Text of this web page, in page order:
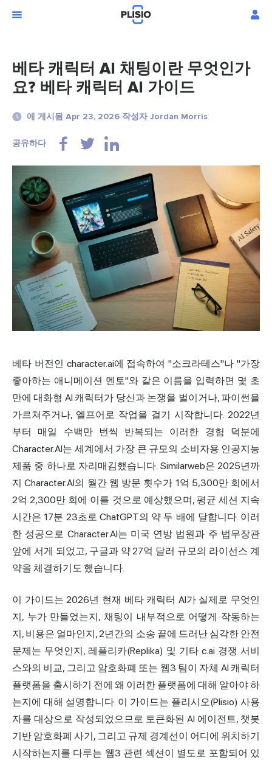
베타 캐릭터 AI 채팅이란 무엇인가
요? 베타 캐릭터 AI 가이드
에 게시됨 Apr 23, 2026 작성자 Jordan Morris
공유하다
베타 버전인 character.ai에 접속하여 "소크라테스"나 "가장
좋아하는 애니메이션 멘토"와 같은 이름을 입력하면 몇 초
만에 대화형 AI 캐릭터가 당신과 논쟁을 벌이거나, 파이썬을
가르쳐주거나, 엘프어로 작업을 걸기 시작합니다. 2022년
부터 매일 수백만 번씩 반복되는 이러한 경험 덕분에
Character.AI는 세계에서 가장 큰 규모의 소비자용 인공지능
제품 중 하나로 자리매김했습니다. Similarweb은 2025년까
지 Character.AI의 월간 웹 방문 횟수가 1억 5,300만 회에서
2억 2,300만 회에 이를 것으로 예상했으며, 평균 세션 지속
시간은 17분 23초로 ChatGPT의 약 두 배에 달합니다. 이러
한 성공으로 Character.AI는 미국 연방 법원과 주 법무장관
앞에 서게 되었고, 구글과 약 27억 달러 규모의 라이선스 계
약을 체결하기도 했습니다.
이 가이드는 2026년 현재 베타 캐릭터 AI가 실제로 무엇인
지, 누가 만들었는지, 채팅이 내부적으로 어떻게 작동하는
지, 비용은 얼마인지, 2년간의 소송 끝에 드러난 심각한 안전
문제는 무엇인지, 레플리카(Replika) 및 기타 c.ai 경쟁 서비
스와의 비교, 그리고 암호화폐 또는 웹3 팀이 자체 AI 캐릭터
플랫폼을 출시하기 전에 왜 이러한 플랫폼에 대해 알아야 하
는지에 대해 설명합니다. 이 가이드는 플리시오(Plisio) 사용
자를 대상으로 작성되었으므로 토큰화된 AI 에이전트, 챗봇
기반 암호화폐 사기, 그리고 규제 경계선이 어디에 위치하기
시작하는지를 다루는 웹3 관련 섹션이 별도로 포함되어 있